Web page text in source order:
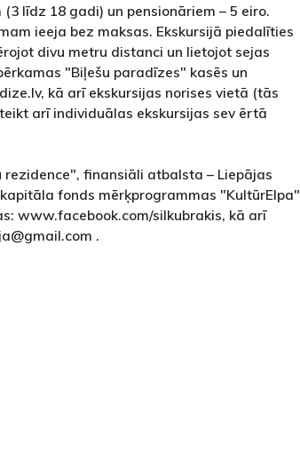
līdz 18 gadi) un pensionāriem – 5 eiro.
ieeja bez maksas. Ekskursijā piedalīties
divu metru distanci un lietojot sejas
"Biļešu paradīzes" kasēs un
kā arī ekskursijas norises vietā (tās
arī individuālas ekskursijas sev ērtā
rezidence", finansiāli atbalsta – Liepājas
fonds mērķprogrammas "KultūrElpa"
www.facebook.com/silkubrakis, kā arī
.